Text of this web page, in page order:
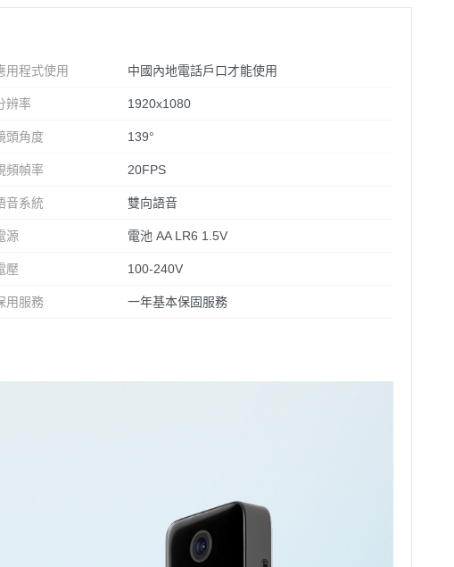
用程式使用 中國內地電話戶口才能使用
辨率 1920x1080
頭角度 139°
頻幀率 20FPS
音系統 雙向語音
源 電池 AA LR6 1.5V
壓 100-240V
用服務 一年基本保固服務